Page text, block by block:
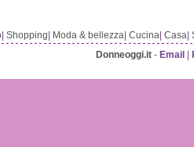
Shopping Moda & bellezza Cucina Casa
Donneoggi.it - Email